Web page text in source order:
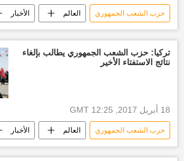
حزب الشعب الجمهوري العالم الأخبار
بن علي يلدريم اللجنة العليا للانتخابات
رفض طعن
الاستفتاء الدستوري في تركيا أخبار تركيا اليوم
تركيا: حزب الشعب الجمهوري يطالب بإلغاء
نتائج الاستفتاء الأخير
18 أبريل 2017, 12:25 GMT
حزب الشعب الجمهوري العالم الأخبار
اسطنبول الاستفتاء الدستوري في تركيا